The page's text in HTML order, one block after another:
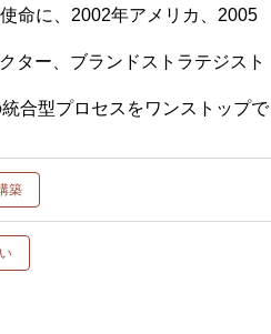
命に、2002年アメリカ、2005
ター、ブランドストラテジスト
合型プロセスをワンストップで
築